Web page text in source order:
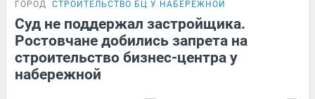
ГОРОД СТРОИТЕЛЬСТВО БЦ У НАБЕРЕЖНОЙ
Суд не поддержал застройщика.
Ростовчане добились запрета на
строительство бизнес-центра у
набережной